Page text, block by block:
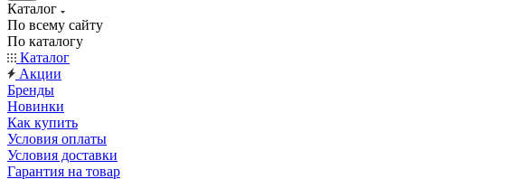
Каталог
По всему сайту
По каталогу
Каталог
Акции
Бренды
Новинки
Как купить
Условия оплаты
Условия доставки
Гарантия на товар